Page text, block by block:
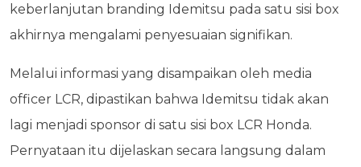
keberlanjutan branding Idemitsu pada satu sisi box
akhirnya mengalami penyesuaian signifikan.
Melalui informasi yang disampaikan oleh media
officer LCR, dipastikan bahwa Idemitsu tidak akan
lagi menjadi sponsor di satu sisi box LCR Honda.
Pernyataan itu dijelaskan secara langsung dalam